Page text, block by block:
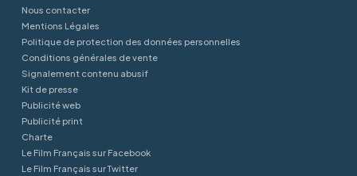
Nous contacter
Mentions Légales
Politique de protection des données personnelles
Conditions générales de vente
Signalement contenu abusif
Kit de presse
Publicité web
Publicité print
Charte
Le Film Français sur Facebook
Le Film Français sur Twitter